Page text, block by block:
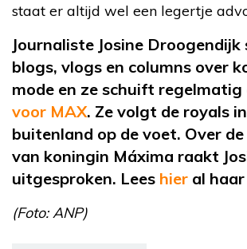
staat er altijd wel een legertje
Journaliste Josine Droogendijk
blogs, vlogs en columns over
mode en ze schuift regelmatig
voor MAX. Ze volgt de royals
buitenland op de voet. Over
van koningin Máxima raakt
uitgesproken. Lees hier al
(Foto: ANP)